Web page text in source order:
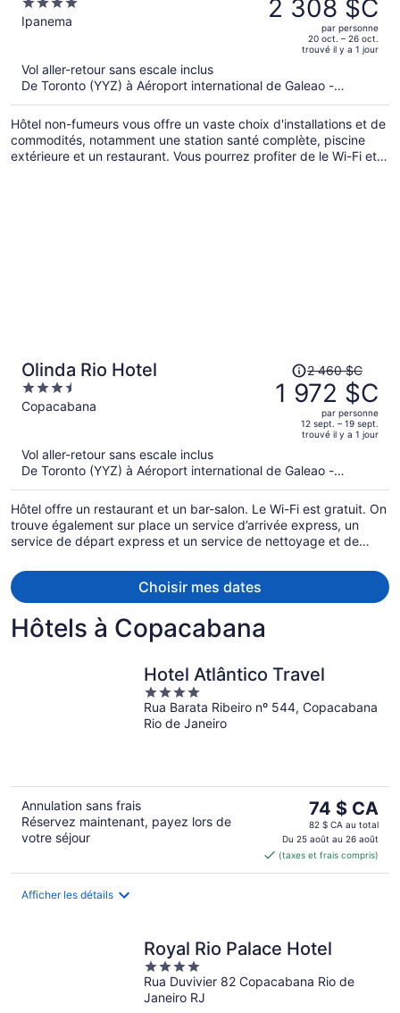
out
Ipanema
était
de 2 905 $C,
maintenant
de 2 308 $C
par
personne.
2 308 $C
par personne
20 oct. – 26 oct.
trouvé il y a 1 jour
Vol aller-retour sans escale inclus
De Toronto (YYZ) à Aéroport international de Galeao -
Antonio Carlos Jobim (GIG)
Hôtel non-fumeurs vous offre un vaste choix d'installations et de
commodités, notamment une station santé complète, piscine
extérieure et un restaurant. Vous pourrez profiter de le Wi-Fi et
Olinda Rio Hotel
3.5
out
Copacabana
prix
était
de 2 460 $C,
maintenant
de 1 972 $C
par
personne.
2 460 $C
1 972 $C
par personne
12 sept. – 19 sept.
trouvé il y a 1 jour
Vol aller-retour sans escale inclus
De Toronto (YYZ) à Aéroport international de Galeao -
Antonio Carlos Jobim (GIG)
Hôtel offre un restaurant et un bar-salon. Le Wi-Fi est gratuit. On
trouve également sur place un service d’arrivée express, un
service de départ express et un service de nettoyage et de
Choisir mes dates
Hôtels à Copacabana
Hotel Atlântico Travel
4
out
of
Rua Barata Ribeiro nº 544, Copacabana
Rio de Janeiro
Annulation sans frais
Réservez maintenant, payez lors de
votre séjour
Le
prix
est
de 74 $ CA
par
74 $ CA
82 $ CA au total
Du 25 août au 26 août
(taxes et frais compris)
Afficher les détails
Royal Rio Palace Hotel
4
out
of
Rua Duvivier 82 Copacabana Rio de
Janeiro RJ